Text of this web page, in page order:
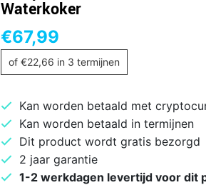
Waterkoker
€67,99
of €22,66 in 3 termijnen
Kan worden betaald met
Kan worden betaald in termijnen
Dit product wordt gratis bezorgd
2 jaar garantie
1-2 werkdagen levertijd voor dit